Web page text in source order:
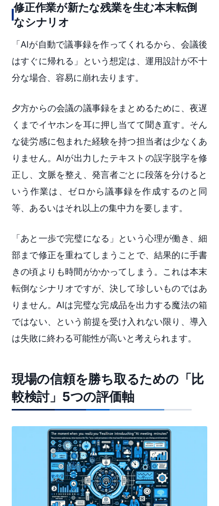
修正作業が新たな残業を生む本末転倒
なシナリオ
「AIが自動で議事録を作ってくれるから、会議後
はすぐに帰れる」という想定は、運用設計が不十
分な場合、容易に崩れ去ります。
夕方からの会議の議事録をまとめるために、夜遅
くまでイヤホンを耳に押し当てて聞き直す。そん
な徒労感に包まれた経験を持つ担当者は少なくあ
りません。AIが出力したテキストの誤字脱字を修
正し、文脈を整え、発言者ごとに段落を分けると
いう作業は、ゼロから議事録を作成するのと同
等、あるいはそれ以上の集中力を要します。
「あと一歩で完璧になる」という心理が働き、細
部まで修正を重ねてしまうことで、結果的に手書
きの頃よりも時間がかかってしまう。これは本末
転倒なシナリオですが、決して珍しいものではあ
りません。AIは完璧な完成品を出力する魔法の箱
ではない、という前提を受け入れない限り、導入
は失敗に終わる可能性が高いと考えられます。
現場の信頼を勝ち取るための「比
較検討」5つの評価軸